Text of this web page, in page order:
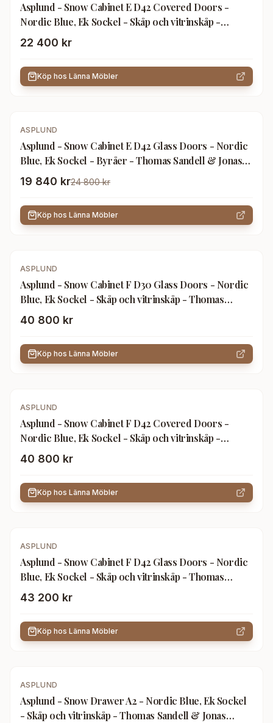
Asplund - Snow Cabinet E D42 Covered Doors -
Nordic Blue, Ek Sockel - Skåp och vitrinskåp -
Thomas Sandell & Jonas Bohlin - Blå - Trä
22 400 kr
Köp hos Länna Möbler
-20 %
ASPLUND
Asplund - Snow Cabinet E D42 Glass Doors - Nordic
Blue, Ek Sockel - Byråer - Thomas Sandell & Jonas
Bohlin - Blå - Trä
19 840 kr24 800 kr
Köp hos Länna Möbler
ASPLUND
Asplund - Snow Cabinet F D30 Glass Doors - Nordic
Blue, Ek Sockel - Skåp och vitrinskåp - Thomas
Sandell & Jonas Bohlin - Blå - Trä
40 800 kr
Köp hos Länna Möbler
ASPLUND
Asplund - Snow Cabinet F D42 Covered Doors -
Nordic Blue, Ek Sockel - Skåp och vitrinskåp -
Thomas Sandell & Jonas Bohlin - Blå - Trä
40 800 kr
Köp hos Länna Möbler
ASPLUND
Asplund - Snow Cabinet F D42 Glass Doors - Nordic
Blue, Ek Sockel - Skåp och vitrinskåp - Thomas
Sandell & Jonas Bohlin - Blå - Trä
43 200 kr
Köp hos Länna Möbler
-20 %
ASPLUND
Asplund - Snow Drawer A2 - Nordic Blue, Ek Sockel
- Skåp och vitrinskåp - Thomas Sandell & Jonas